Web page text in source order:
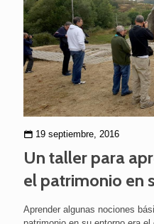
19 septiembre, 2016
Un taller para
el patrimonio en
Aprender algunas nociones